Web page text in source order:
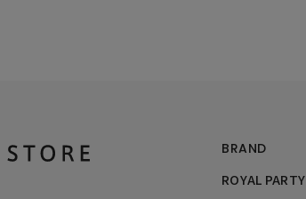
BRAND
ROYAL PARTY